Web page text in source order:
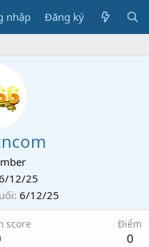
nhập Đăng ký
12/25
6/12/25
score Điểm
0